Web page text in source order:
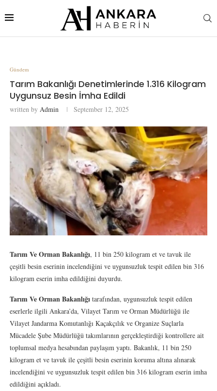
Gündem
Tarım Bakanlığı Denetimlerinde 1.316 Kilogram
Uygunsuz Besin İmha Edildi
written by Admin September 12, 2025
Tarım Ve Orman Bakanlığı, 11 bin 250 kilogram et ve tavuk ile
çeşitli besin eserinin incelendiğini ve uygunsuzluk tespit edilen bin 316
kilogram eserin imha edildiğini duyurdu.
Tarım Ve Orman Bakanlığı tarafından, uygunsuzluk tespit edilen
eserlerle ilgili Ankara’da, Vilayet Tarım ve Orman Müdürlüğü ile
Vilayet Jandarma Komutanlığı Kaçakçılık ve Organize Suçlarla
Mücadele Şube Müdürlüğü takımlarının gerçekleştirdiği kontrollere ait
toplumsal medya hesabından paylaşım yaptı. Bakanlık, 11 bin 250
kilogram et ve tavuk ile çeşitli besin eserinin koruma altına alınarak
incelendiğini ve uygunsuzluk tespit edilen bin 316 kilogram eserin imha
edildiğini açıkladı.